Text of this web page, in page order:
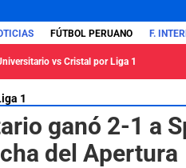
FÚTBOL PERUANO F.
vs Cristal por Liga 1
1
ganó 2-1 a
del Apertura